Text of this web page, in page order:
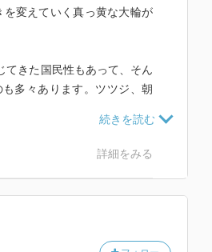
を変えていく真っ黄な大輪が
てきた国民性もあって、そん
多々あります。ツツジ、朝
う祭りが連綿と行われきた
ミステリな物語です。
詳細をみる